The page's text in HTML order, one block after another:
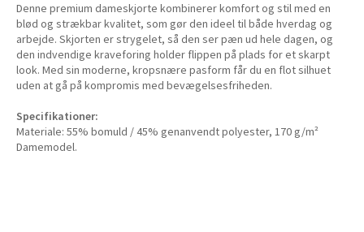
Denne premium dameskjorte kombinerer komfort og stil med en
blød og strækbar kvalitet, som gør den ideel til både hverdag og
arbejde. Skjorten er strygelet, så den ser pæn ud hele dagen, og
den indvendige kraveforing holder flippen på plads for et skarpt
look. Med sin moderne, kropsnære pasform får du en flot silhuet
uden at gå på kompromis med bevægelsesfriheden.
Specifikationer:
Materiale: 55% bomuld / 45% genanvendt polyester, 170 g/m²
Damemodel.